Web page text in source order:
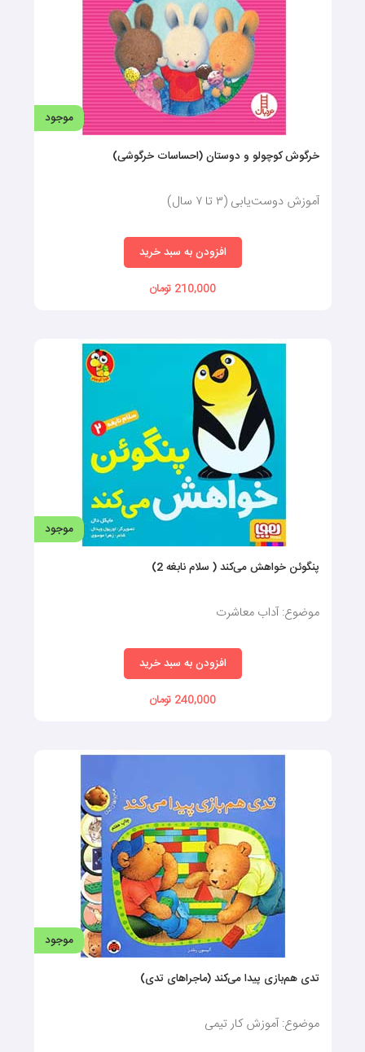
موجود
خرگوش کوچولو و دوستان (احساسات خرگوشی)
آموزش دوست‌یابی (۳ تا ۷ سال)
افزودن به سبد خرید
210,000 تومان
موجود
پنگوئن خواهش می‌کند ( سلام نابغه 2)
موضوع: آداب معاشرت
افزودن به سبد خرید
240,000 تومان
موجود
تدی هم‌بازی پیدا می‌کند (ماجراهای تدی)
موضوع: آموزش کار تیمی